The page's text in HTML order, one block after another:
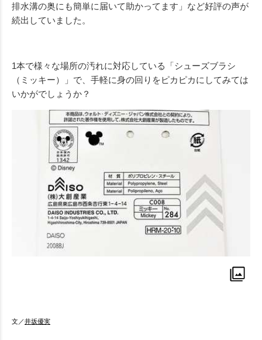
排水溝の奥にも簡単に届いて助かってます」など好評の声が
続出していました。
1本で様々な場所の汚れに対応している「シューズブラシ
（ミッキー）」で、手軽に身の回りをピカピカにしてみては
いかがでしょうか？
文／井坂優実